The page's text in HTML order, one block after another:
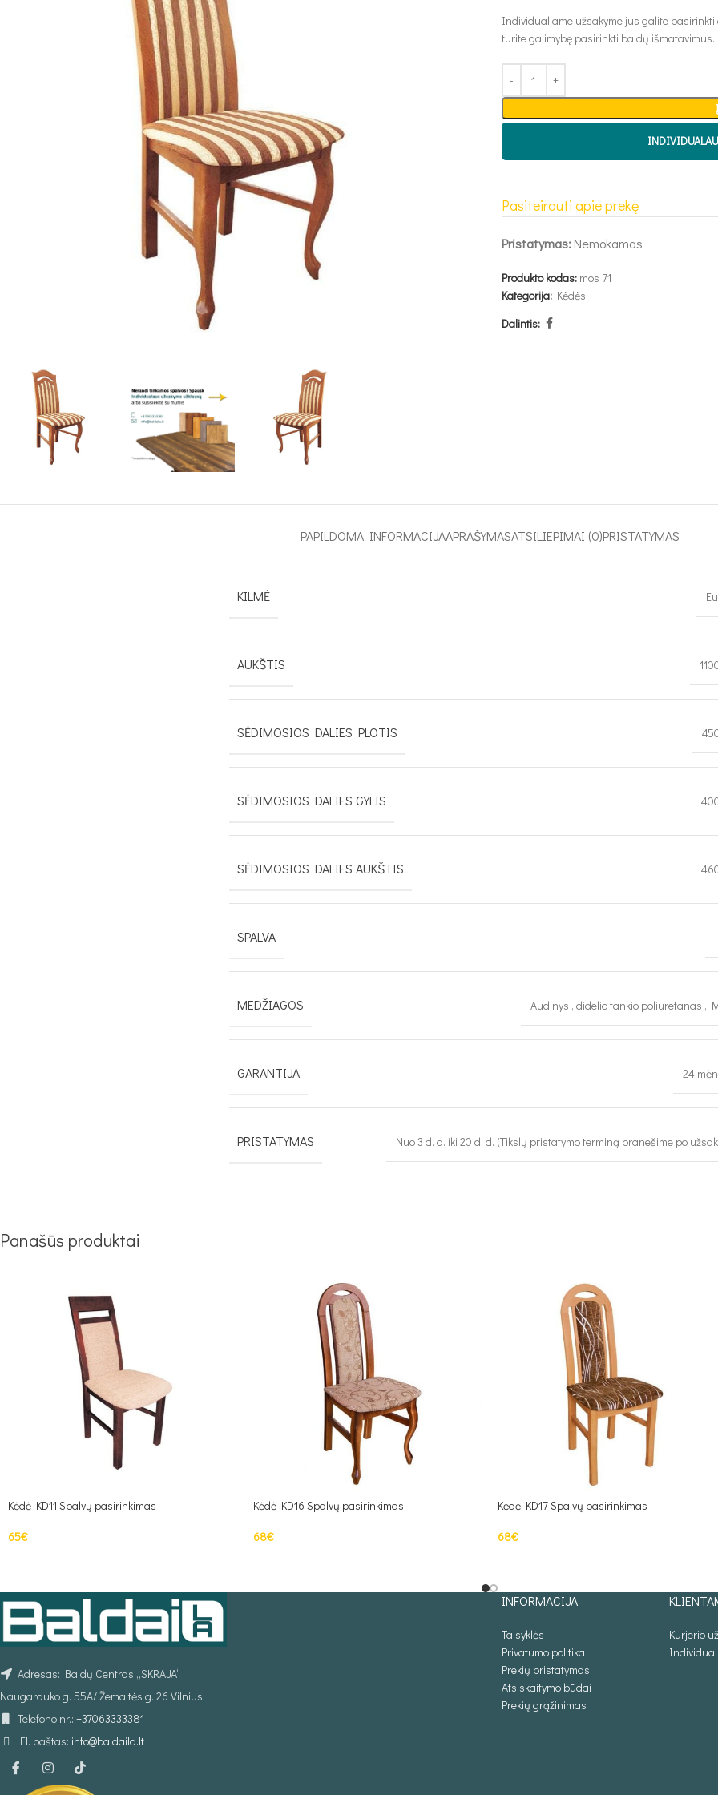
Individualiame užsakyme jūs galite
turite galimybę pasirinkti baldų išmatavimus.
Pasiteirauti apie prekę
Pristatymas:Nemokamas
Produkto kodas: mos 71
Kategorija: Kėdės
Dalintis:
PAPILDOMA INFORMACIJAAPRAŠYMASATSILIEPIMAI (0)PRISTATYMAS
KILMĖ
AUKŠTIS
SĖDIMOSIOS DALIES PLOTIS
SĖDIMOSIOS DALIES GYLIS
SĖDIMOSIOS DALIES AUKŠTIS
SPALVA
MEDŽIAGOS Audinys , didelio tankio poliuretanas ,
GARANTIJA 24
PRISTATYMAS Nuo 3 d. d. iki 20 d. d. (Tikslų pristatymo terminą pranešime po
Panašūs produktai
Kėdė KD11 Spalvų pasirinkimas
65€
Kėdė KD16 Spalvų pasirinkimas
68€
Kėdė KD17 Spalvų pasirinkimas
68€
Adresas: Baldų Centras „SKRAJA“
Naugarduko g. 55A/ Žemaitės g. 26 Vilnius
Telefono nr.: +37063333381
El. paštas: info@baldaila.lt
INFORMACIJA
Taisyklės
Privatumo politika
Prekių pristatymas
Atsiskaitymo būdai
Prekių grąžinimas
Kurjerio